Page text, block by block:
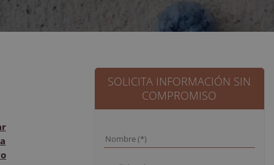
SOLICITA INFORMACIÓN SIN
COMPROMISO